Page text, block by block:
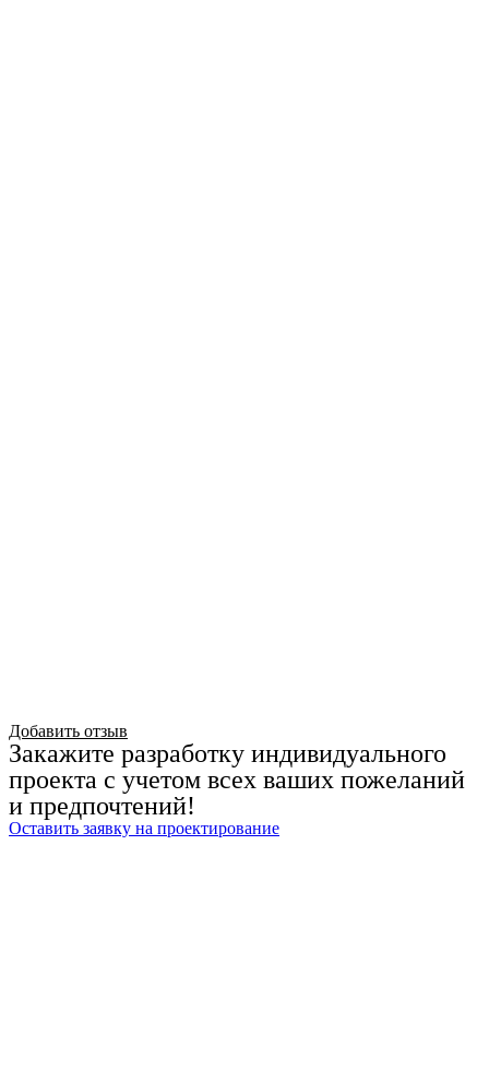
Добавить отзыв
Закажите разработку индивидуального
проекта с учетом всех ваших пожеланий
и предпочтений!
Оставить заявку на проектирование